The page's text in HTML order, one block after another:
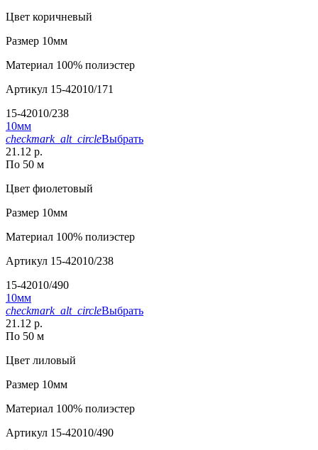
Цвет коричневый
Размер 10мм
Материал 100% полиэстер
Артикул 15-42010/171
15-42010/238
10мм
checkmark_alt_circleВыбрать
21.12 р.
По 50 м
Цвет фиолетовый
Размер 10мм
Материал 100% полиэстер
Артикул 15-42010/238
15-42010/490
10мм
checkmark_alt_circleВыбрать
21.12 р.
По 50 м
Цвет лиловый
Размер 10мм
Материал 100% полиэстер
Артикул 15-42010/490